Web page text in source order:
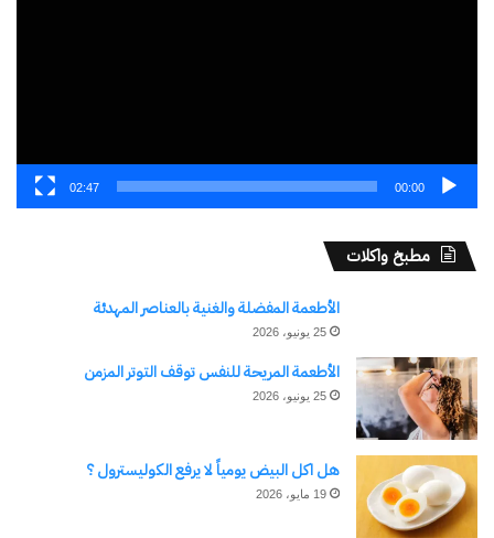
00:00
02:47
مطبخ واكلات
الأطعمة المفضلة والغنية بالعناصر المهدئة
25 يونيو، 2026
الأطعمة المريحة للنفس توقف التوتر المزمن
25 يونيو، 2026
هل اكل البيض يومياً لا يرفع الكوليسترول ؟
19 مايو، 2026